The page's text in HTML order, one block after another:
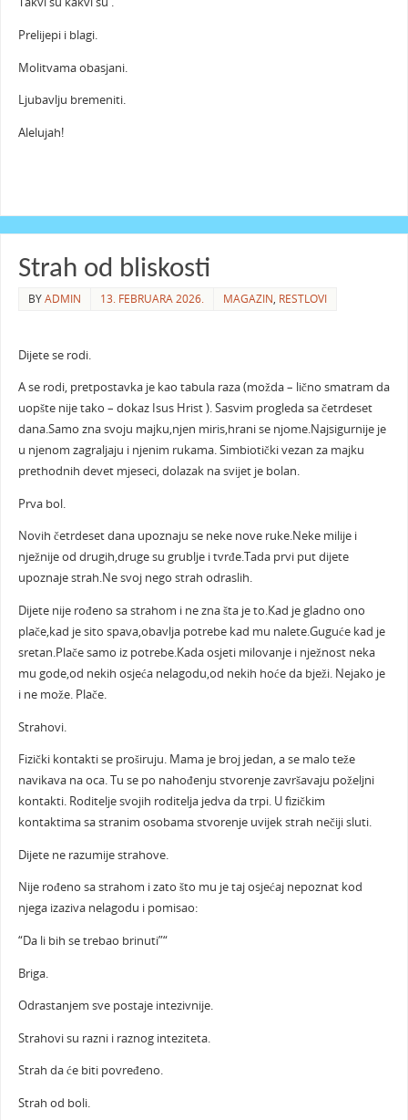
Prelijepi i blagi.
Molitvama obasjani.
Ljubavlju bremeniti.
Alelujah!
Strah od bliskosti
BYADMIN 13. FEBRUARA 2026. MAGAZIN, RESTLOVI
Dijete se rodi.
A se rodi, pretpostavka je kao tabula raza (možda – lično smatram da
uopšte nije tako – dokaz Isus Hrist ). Sasvim progleda sa četrdeset
dana.Samo zna svoju majku,njen miris,hrani se njome.Najsigurnije je
u njenom zagraljaju i njenim rukama. Simbiotički vezan za majku
prethodnih devet mjeseci, dolazak na svijet je bolan.
Prva bol.
Novih četrdeset dana upoznaju se neke nove ruke.Neke milije i
nježnije od drugih,druge su grublje i tvrđe.Tada prvi put dijete
upoznaje strah.Ne svoj nego strah odraslih.
Dijete nije rođeno sa strahom i ne zna šta je to.Kad je gladno ono
plače,kad je sito spava,obavlja potrebe kad mu nalete.Guguće kad je
sretan.Plače samo iz potrebe.Kada osjeti milovanje i nježnost neka
mu gode,od nekih osjeća nelagodu,od nekih hoće da bježi. Nejako je
i ne može. Plače.
Strahovi.
Fizički kontakti se proširuju. Mama je broj jedan, a se malo teže
navikava na oca. Tu se po nahođenju stvorenje završavaju poželjni
kontakti. Roditelje svojih roditelja jedva da trpi. U fizičkim
kontaktima sa stranim osobama stvorenje uvijek strah nečiji sluti.
Dijete ne razumije strahove.
Nije rođeno sa strahom i zato što mu je taj osjećaj nepoznat kod
njega izaziva nelagodu i pomisao:
“Da li bih se trebao brinuti”“
Briga.
Odrastanjem sve postaje intezivnije.
Strahovi su razni i raznog inteziteta.
Strah da će biti povređeno.
Strah od boli.